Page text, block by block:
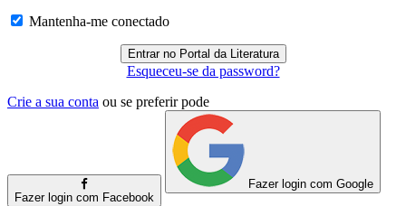
Mantenha-me conectado
Esqueceu-se da password?
Crie a sua conta ou se preferir pode
Fazer login com Facebook
Fazer login com Google